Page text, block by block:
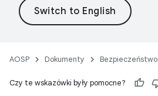
AOSP Dokumenty Bezpieczeństwo
Czy te wskazówki były pomocne?